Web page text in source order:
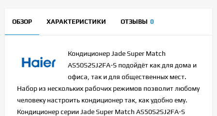
ОБЗОР ХАРАКТЕРИСТИКИ ОТЗЫВЫ 0
Кондиционер Jade Super Match
AS50S2SJ2FA-S подойдёт как для дома и
офиса, так и для общественных мест.
Набор из нескольких рабочих режимов позволит любому
человеку настроить кондиционер так, как удобно ему.
Кондиционер серии Jade Super Match AS50S2SJ2FA-S